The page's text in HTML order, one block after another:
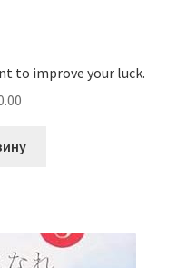
to improve your luck.